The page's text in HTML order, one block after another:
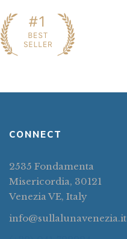
CONNECT
2535 Fondamenta
Misericordia, 30121
Venezia VE, Italy
info@sullalunavenezia.it